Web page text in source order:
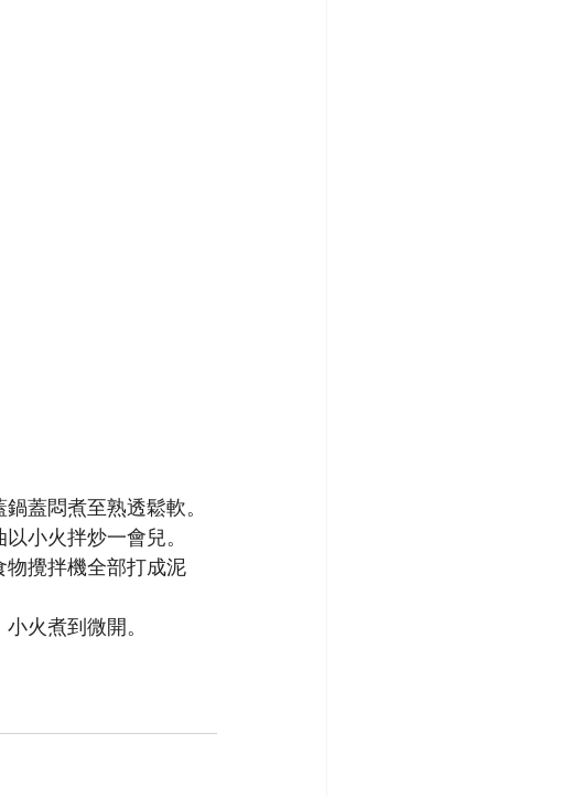
蓋悶煮至熟透鬆軟。
小火拌炒一會兒。
攪拌機全部打成泥
火煮到微開。